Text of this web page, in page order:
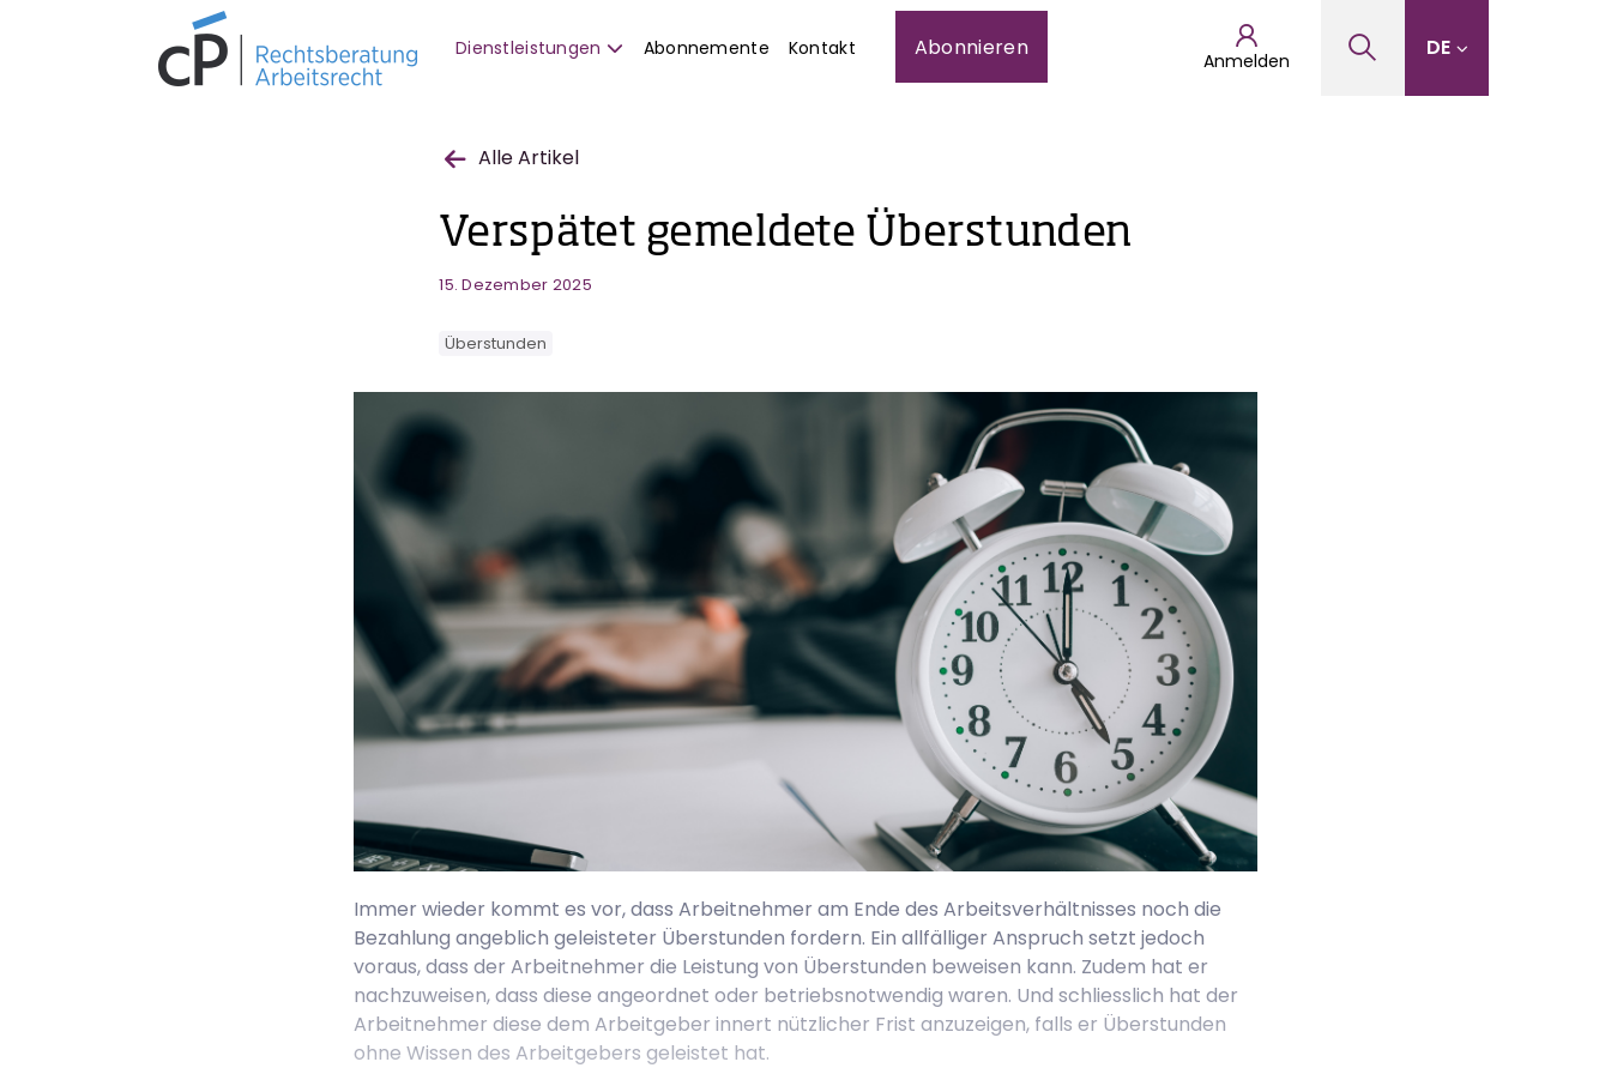
Dienstleistungen Abonnemente Kontakt Abonnieren
Anmelden DE
Alle Artikel
Verspätet gemeldete Überstunden
15. Dezember 2025
Überstunden
Immer wieder kommt es vor, dass Arbeitnehmer am Ende des Arbeitsverhältnisses noch die
Bezahlung angeblich geleisteter Überstunden fordern. Ein allfälliger Anspruch setzt jedoch
voraus, dass der Arbeitnehmer die Leistung von Überstunden beweisen kann. Zudem hat er
nachzuweisen, dass diese angeordnet oder betriebsnotwendig waren. Und schliesslich hat der
Arbeitnehmer diese dem Arbeitgeber innert nützlicher Frist anzuzeigen, falls er Überstunden
ohne Wissen des Arbeitgebers geleistet hat.